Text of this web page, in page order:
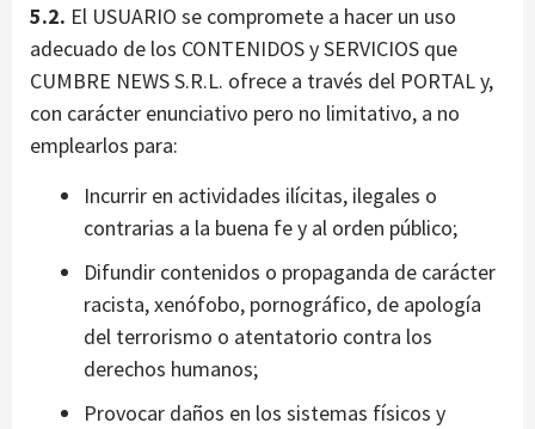
5.2. El USUARIO se compromete a hacer un uso
adecuado de los CONTENIDOS y SERVICIOS que
CUMBRE NEWS S.R.L. ofrece a través del PORTAL y,
con carácter enunciativo pero no limitativo, a no
emplearlos para:
Incurrir en actividades ilícitas, ilegales o
contrarias a la buena fe y al orden público;
Difundir contenidos o propaganda de carácter
racista, xenófobo, pornográfico, de apología
del terrorismo o atentatorio contra los
derechos humanos;
Provocar daños en los sistemas físicos y